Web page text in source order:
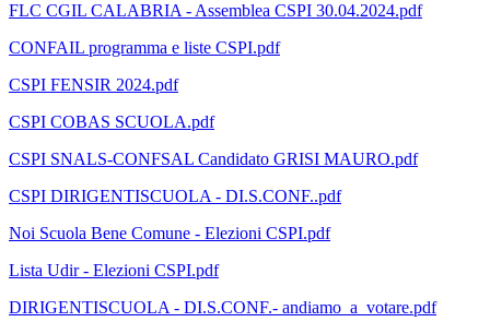
FLC CGIL CALABRIA - Assemblea CSPI 30.04.2024.pdf
CONFAIL programma e liste CSPI.pdf
CSPI FENSIR 2024.pdf
CSPI COBAS SCUOLA.pdf
CSPI SNALS-CONFSAL Candidato GRISI MAURO.pdf
CSPI DIRIGENTISCUOLA - DI.S.CONF..pdf
Noi Scuola Bene Comune - Elezioni CSPI.pdf
Lista Udir - Elezioni CSPI.pdf
DIRIGENTISCUOLA - DI.S.CONF.- andiamo_a_votare.pdf